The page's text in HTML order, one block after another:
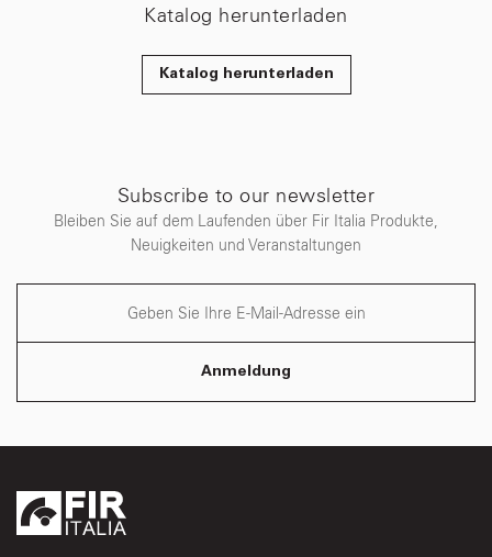
Katalog herunterladen
Katalog herunterladen
Subscribe to our newsletter
Bleiben Sie auf dem Laufenden über Fir Italia Produkte,
Neuigkeiten und Veranstaltungen
Anmeldung